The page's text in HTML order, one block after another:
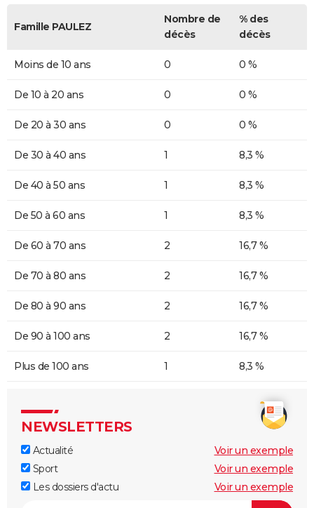
Famille PAULEZ
Nombre de
décès
% des
décès
Moins de 10 ans 0 0 %
De 10 à 20 ans 0 0 %
De 20 à 30 ans 0 0 %
De 30 à 40 ans 1 8,3 %
De 40 à 50 ans 1 8,3 %
De 50 à 60 ans 1 8,3 %
De 60 à 70 ans 2 16,7 %
De 70 à 80 ans 2 16,7 %
De 80 à 90 ans 2 16,7 %
De 90 à 100 ans 2 16,7 %
Plus de 100 ans 1 8,3 %
NEWSLETTERS
Actualité
Voir un exemple
Sport
Voir un exemple
Les dossiers d'actu
Voir un exemple